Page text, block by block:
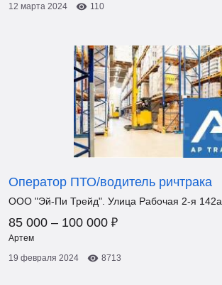
12 марта 2024
110
Оператор ПТО/водитель ричтрака
ООО "Эй-Пи Трейд". Улица Рабочая 2-я 142а
85 000 – 100 000 ₽
Артем
19 февраля 2024
8713